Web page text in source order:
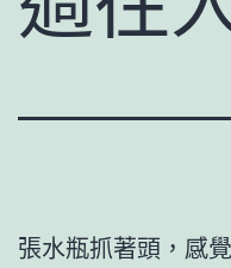
張水瓶抓著頭，感